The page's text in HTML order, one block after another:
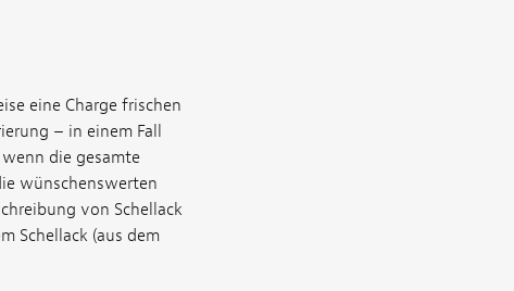
eine Charge frischen
– in einem Fall
die gesamte
wünschenswerten
von Schellack
Schellack (aus dem